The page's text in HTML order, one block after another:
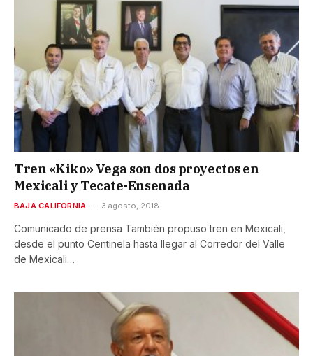
Tren «Kiko» Vega son dos proyectos en
Mexicali y Tecate-Ensenada
BAJA CALIFORNIA 3 agosto, 2018
Comunicado de prensa También propuso tren en Mexicali,
desde el punto Centinela hasta llegar al Corredor del Valle
de Mexicali…